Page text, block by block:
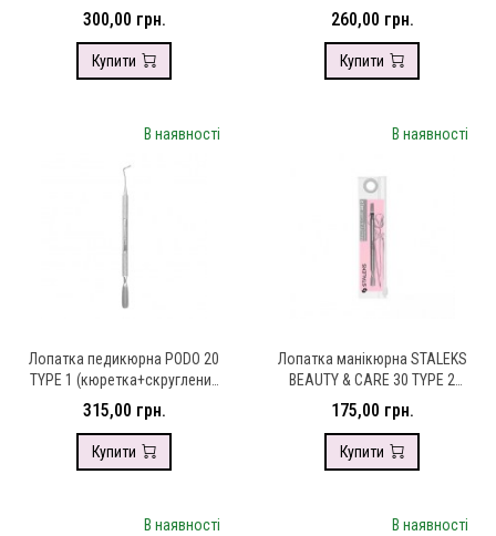
TYPE 1 (пушер плоский
прямий + кільце)
300,00 грн.
Купити
TYPE 4.2 (пушер округлий
вузький + лопать відігнута)
260,00 грн.
Купити
В наявності
Лопатка педикюрна PODO 20
TYPE 1 (кюретка+скруглений
пушер)
315,00 грн.
Купити
В наявності
Лопатка манікюрна STALEKS
BEAUTY & CARE 30 TYPE 2
PBC-30/2
175,00 грн.
Купити
В наявності В наявності